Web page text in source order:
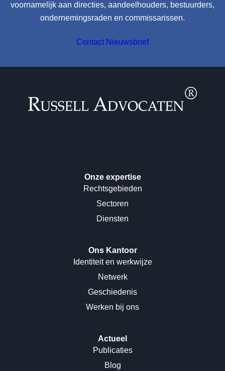
voornamelijk aan directies, aandeelhouders, bestuurders,
ondernemingsraden en commissarissen.
Contact Nieuwsbrief
Onze expertise
Rechtsgebieden
Sectoren
Diensten
Ons Kantoor
Identiteit en werkwijze
Netwerk
Geschiedenis
Werken bij ons
Actueel
Publicaties
Blog